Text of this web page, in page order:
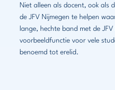
Niet alleen als docent, ook als
de JFV Nijmegen te helpen
lange, hechte band met de JFV
voorbeeldfunctie voor vele
benoemd tot erelid.